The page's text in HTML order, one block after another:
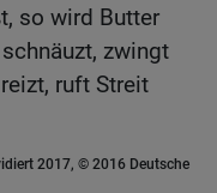
so wird Butter
zwingt
ruft Streit
2017, © 2016 Deutsche